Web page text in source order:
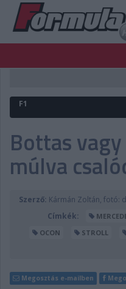
FORMULA
PODCAST
DIGITÁLIS MAGAZIN
F1
Bottas
múlva
Szerző: Kármán Zoltán, fotó:
Címkék:
OCON
STROLL
Megosztás e-mailben